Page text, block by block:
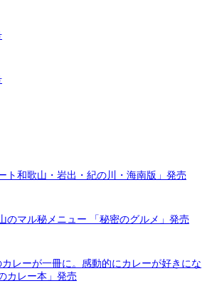
ト和歌山・岩出・紀の川・海南版」発売
のマル秘メニュー 「秘密のグルメ」発売
レーが一冊に。感動的にカレーが好きにな
カレー本」発売